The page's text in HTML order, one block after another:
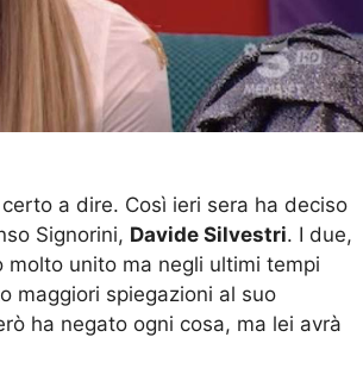
a dire. Così ieri sera ha deciso
Signorini, Davide Silvestri. I due,
unito ma negli ultimi tempi
maggiori spiegazioni al suo
ha negato ogni cosa, ma lei avrà